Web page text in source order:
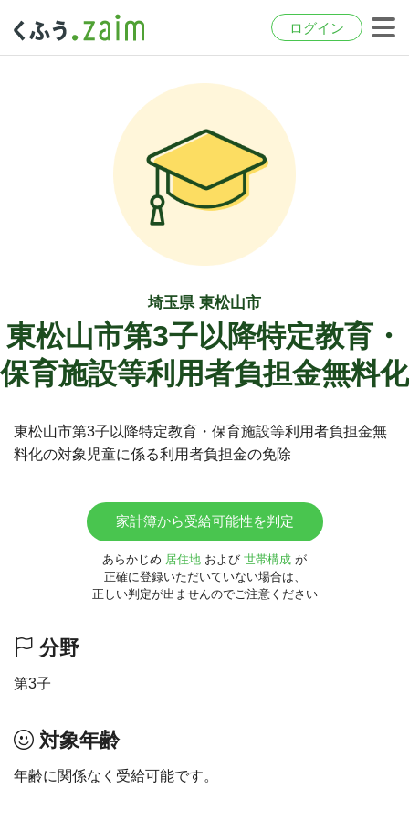
ログイン
埼玉県 東松山市
東松山市第3子以降特定教育・
保育施設等利用者負担金無料化
東松山市第3子以降特定教育・保育施設等利用者負担金無
料化の対象児童に係る利用者負担金の免除
家計簿から受給可能性を判定
あらかじめ 居住地 および 世帯構成 が
正確に登録いただいていない場合は、
正しい判定が出ませんのでご注意ください
分野
第3子
対象年齢
年齢に関係なく受給可能です。